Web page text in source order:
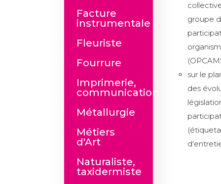
Facture
instrumentale
Fleuriste
Fourrure
Imprimerie,
communication
Métallurgie
Métiers
d'Art
Naturaliste,
taxidermiste
groupe
sur le
des